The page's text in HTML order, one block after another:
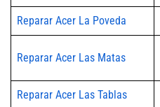
Reparar Acer La Poveda
Reparar Acer Las Matas
Reparar Acer Las Tablas